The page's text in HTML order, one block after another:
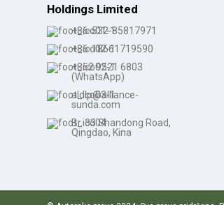
sa špicastim
Holdings Limited
+86-532-85817971
+86-18661719590
+852 9521 6803
(WhatsApp)
aldlp@alliance-
sunda.com
Br. 33 Shandong Road,
Qingdao, Kina